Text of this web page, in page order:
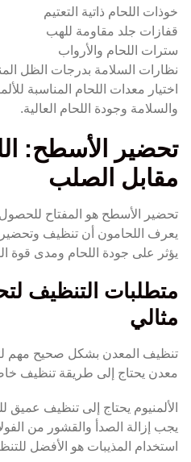
خوذات اللحام ذاتية التعتيم
قفازات جلد مقاومة للهب
سترات اللحام والأرواب
نظارات السلامة بدرجات الظل
اختيار معدات اللحام المناسبة
والسلامة وجودة اللحام العالية.
تحضير الأسطح:
مقابل الصلب
تحضير الأسطح هو المفتاح
يعرف اللحامون أن تنظيف
يؤثر على جودة اللحام ومدى قوة
متطلبات التنظيف
مثالي
تنظيف المعدن بشكل صحيح مهم
معدن يحتاج إلى طريقة تنظيف
الألمنيوم يحتاج إلى تنظيف
يجب إزالة الصدأ والقشور من
استخدام المذيبات هو الأفضل